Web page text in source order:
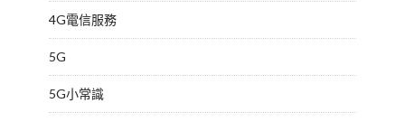
4G電信服務
5G
5G小常識